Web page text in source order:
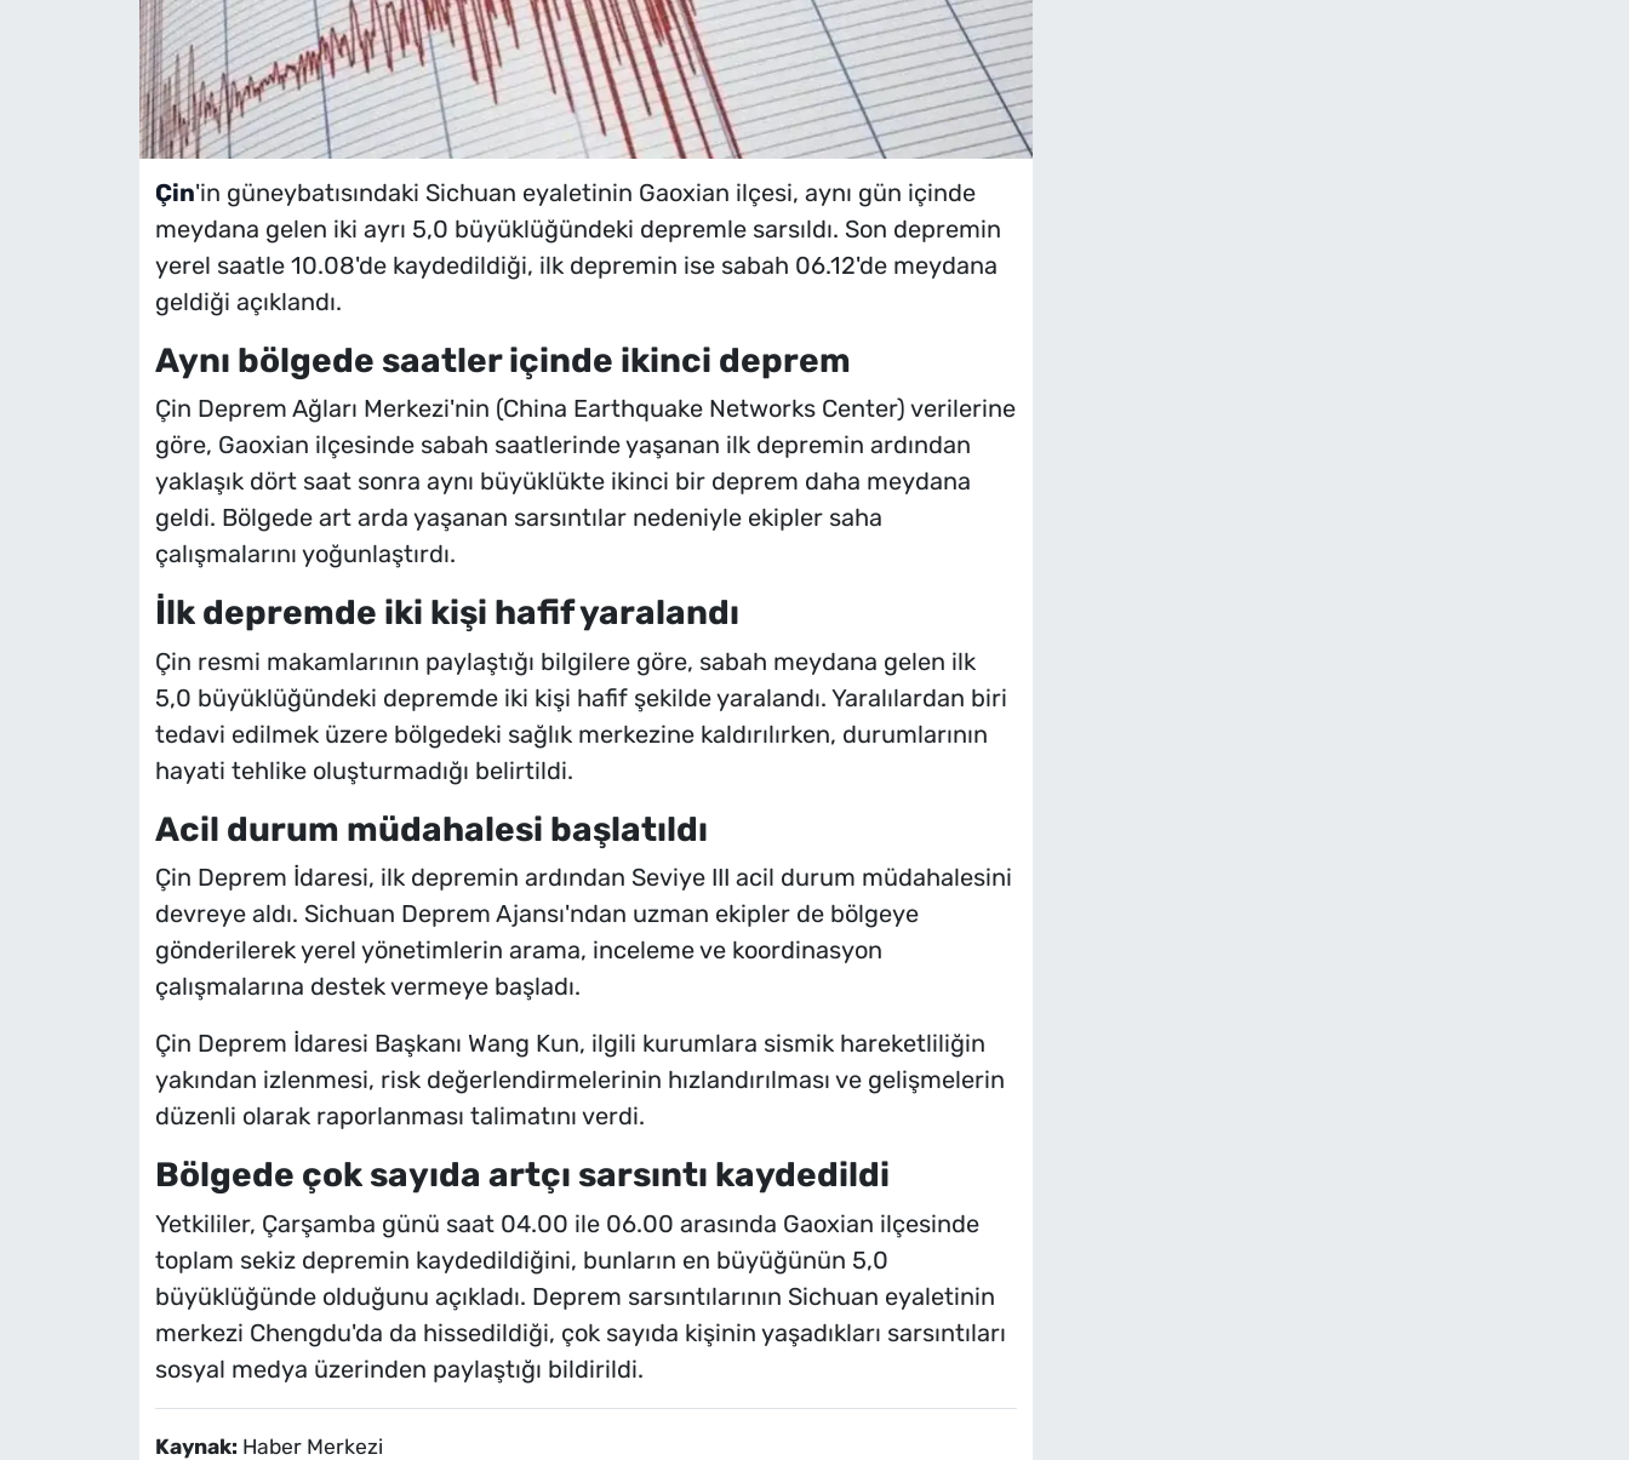
Çin'in güneybatısındaki Sichuan eyaletinin Gaoxian ilçesi, aynı gün içinde
meydana gelen iki ayrı 5,0 büyüklüğündeki depremle sarsıldı. Son depremin
yerel saatle 10.08'de kaydedildiği, ilk depremin ise sabah 06.12'de meydana
geldiği açıklandı.
Aynı bölgede saatler içinde ikinci deprem
Çin Deprem Ağları Merkezi'nin (China Earthquake Networks Center) verilerine
göre, Gaoxian ilçesinde sabah saatlerinde yaşanan ilk depremin ardından
yaklaşık dört saat sonra aynı büyüklükte ikinci bir deprem daha meydana
geldi. Bölgede art arda yaşanan sarsıntılar nedeniyle ekipler saha
çalışmalarını yoğunlaştırdı.
İlk depremde iki kişi hafif yaralandı
Çin resmi makamlarının paylaştığı bilgilere göre, sabah meydana gelen ilk
5,0 büyüklüğündeki depremde iki kişi hafif şekilde yaralandı. Yaralılardan biri
tedavi edilmek üzere bölgedeki sağlık merkezine kaldırılırken, durumlarının
hayati tehlike oluşturmadığı belirtildi.
Acil durum müdahalesi başlatıldı
Çin Deprem İdaresi, ilk depremin ardından Seviye III acil durum müdahalesini
devreye aldı. Sichuan Deprem Ajansı'ndan uzman ekipler de bölgeye
gönderilerek yerel yönetimlerin arama, inceleme ve koordinasyon
çalışmalarına destek vermeye başladı.
Çin Deprem İdaresi Başkanı Wang Kun, ilgili kurumlara sismik hareketliliğin
yakından izlenmesi, risk değerlendirmelerinin hızlandırılması ve gelişmelerin
düzenli olarak raporlanması talimatını verdi.
Bölgede çok sayıda artçı sarsıntı kaydedildi
Yetkililer, Çarşamba günü saat 04.00 ile 06.00 arasında Gaoxian ilçesinde
toplam sekiz depremin kaydedildiğini, bunların en büyüğünün 5,0
büyüklüğünde olduğunu açıkladı. Deprem sarsıntılarının Sichuan eyaletinin
merkezi Chengdu'da da hissedildiği, çok sayıda kişinin yaşadıkları sarsıntıları
sosyal medya üzerinden paylaştığı bildirildi.
Kaynak: Haber Merkezi